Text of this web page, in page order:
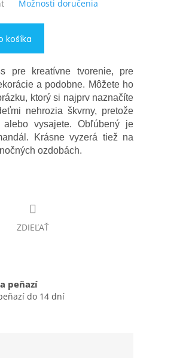
Možnosti doručenia
košíka
pre kreatívne tvorenie, pre
a podobne. Môžete ho
ktorý si najprv naznačíte
nehrozia škvrny, pretože
vysajete. Obľúbený je
Krásne vyzerá tiež na
ozdobách.
ZDIEĽAŤ
peňazí
do 14 dní